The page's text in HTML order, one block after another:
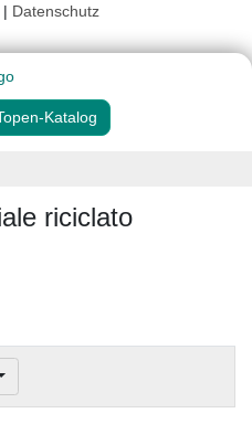
| Datenschutz
Katalog
riciclato